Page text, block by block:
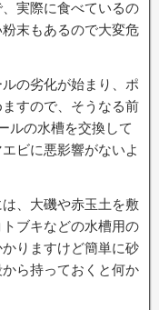
実際に食べているの
末もあるので大変危
の劣化が始まり、ポ
すので、そうなる前
ルの水槽を交換して
ビに悪影響がないよ
、大磯や赤玉土を敷
ブキなどの水槽用の
りますけど簡単に砂
ら持っておくと何か